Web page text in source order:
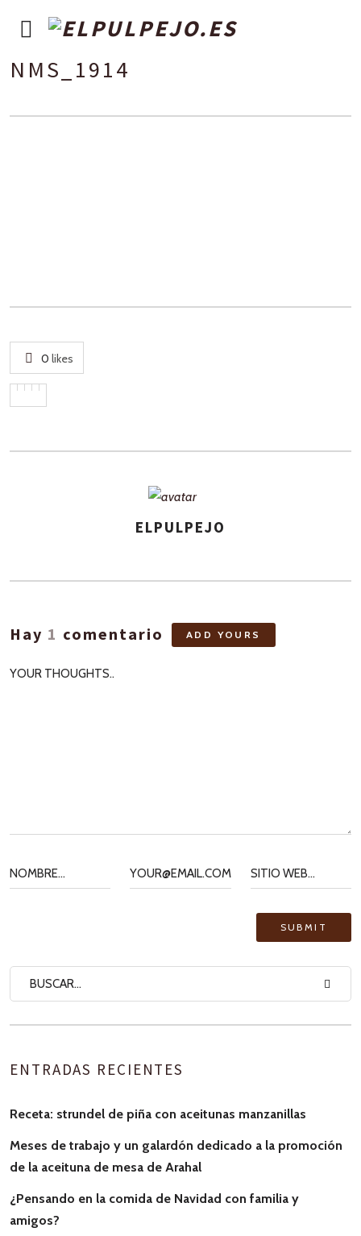
NMS_1914
0 likes
ELPULPEJO
Hay 1 comentario ADD YOURS
ENTRADAS RECIENTES
Receta: strundel de piña con aceitunas manzanillas
Meses de trabajo y un galardón dedicado a la promoción
de la aceituna de mesa de Arahal
¿Pensando en la comida de Navidad con familia y
amigos?